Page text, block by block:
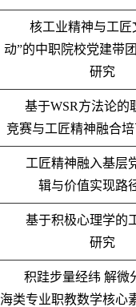
核工业精神与工匠
动”的中职院校党建带
研究
基于WSR方法论的
竞赛与工匠精神融合
工匠精神融入基层
辑与价值实现路
基于积极心理学的
研究
积跬步量经纬 解微
海类专业职教数学核心